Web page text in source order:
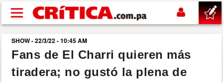
Pasar al contenido principal
buscar
SUCESOS
SHOW - 22/3/22 - 10:45 AM
Fans de El Charri quieren más
tiradera; no gustó la plena de